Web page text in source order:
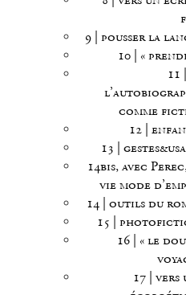
9 | pousser la
10 | «
11
comme
12 |
13 |
14bis, avec
vie mode
14 | outils du
15 |
16 | « le
17 | vers